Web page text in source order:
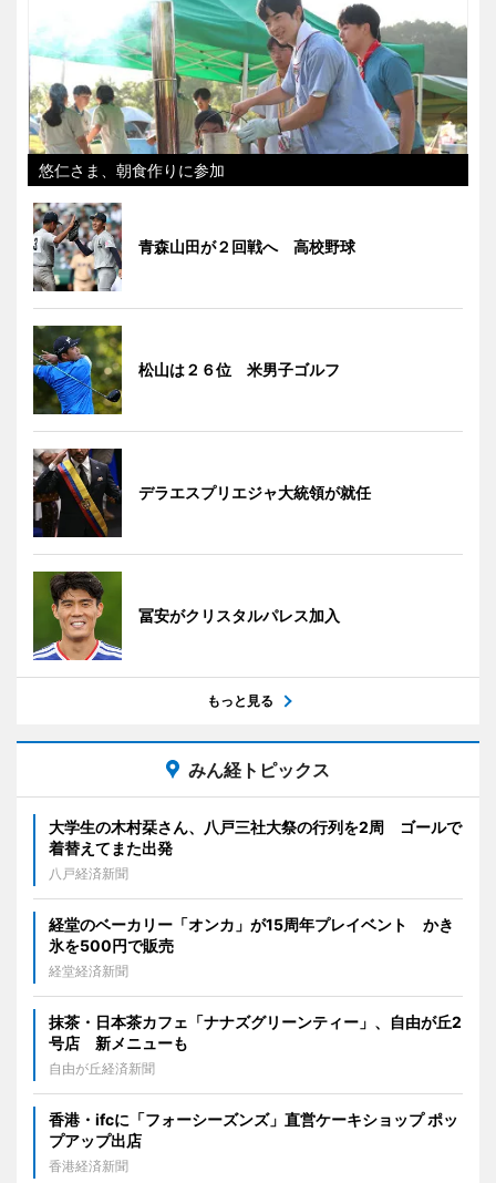
悠仁さま、朝食作りに参加
青森山田が２回戦へ 高校野球
松山は２６位 米男子ゴルフ
デラエスプリエジャ大統領が就任
冨安がクリスタルパレス加入
もっと見る
みん経トピックス
大学生の木村栞さん、八戸三社大祭の行列を2周 ゴールで
着替えてまた出発
八戸経済新聞
経堂のベーカリー「オンカ」が15周年プレイベント かき
氷を500円で販売
経堂経済新聞
抹茶・日本茶カフェ「ナナズグリーンティー」、自由が丘2
号店 新メニューも
自由が丘経済新聞
香港・ifcに「フォーシーズンズ」直営ケーキショップ ポッ
プアップ出店
香港経済新聞